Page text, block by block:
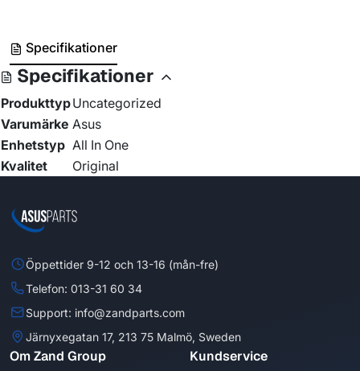
Specifikationer
Specifikationer
ProdukttypUncategorized
Varumärke Asus
Enhetstyp All In One
Kvalitet
Original
Öppettider 9-12 och 13-16 (mån-fre)
Telefon: 013-31 60 34
Support: info@zandparts.com
Järnyxegatan 17, 213 75 Malmö, Sweden
Om Zand Group Kundservice